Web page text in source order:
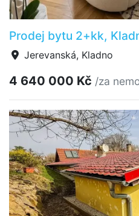
Prodej bytu 2+kk,
Jerevanská, Kladno
4 640 000 Kč /za